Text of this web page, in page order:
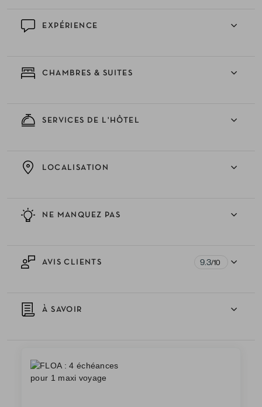
EXPÉRIENCE
CHAMBRES & SUITES
SERVICES DE L'HÔTEL
NE MANQUEZ PAS
LOCALISATION
AVIS CLIENTS 9.3/10
À SAVOIR